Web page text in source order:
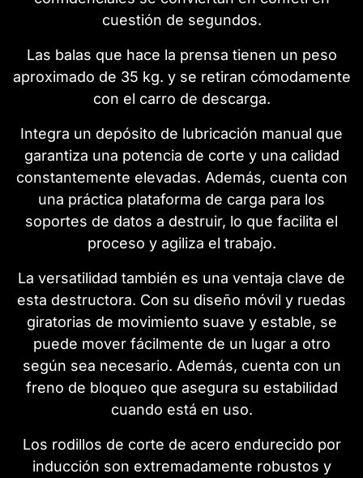
cuestión de segundos.
Las balas que hace la prensa tienen un peso
aproximado de 35 kg. y se retiran cómodamente
con el carro de descarga.
Integra un depósito de lubricación manual que
garantiza una potencia de corte y una calidad
constantemente elevadas. Además, cuenta con
una práctica plataforma de carga para los
soportes de datos a destruir, lo que facilita el
proceso y agiliza el trabajo.
La versatilidad también es una ventaja clave de
esta destructora. Con su diseño móvil y ruedas
giratorias de movimiento suave y estable, se
puede mover fácilmente de un lugar a otro
según sea necesario. Además, cuenta con un
freno de bloqueo que asegura su estabilidad
cuando está en uso.
Los rodillos de corte de acero endurecido por
inducción son extremadamente robustos y